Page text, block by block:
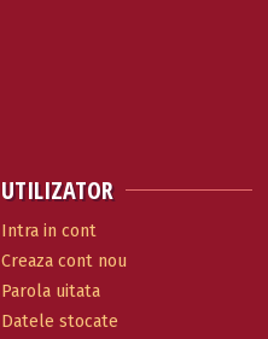
UTILIZATOR
Intra in cont
Creaza cont nou
Parola uitata
Datele stocate